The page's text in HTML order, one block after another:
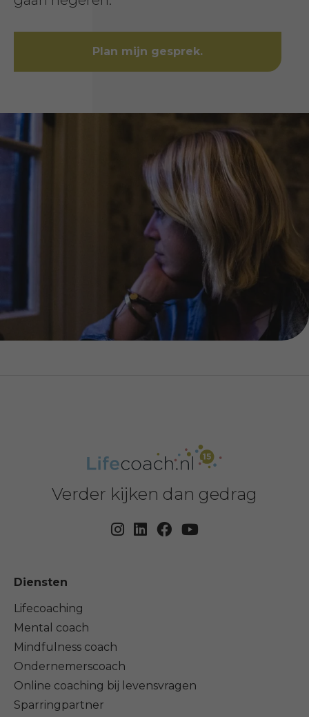
Plan mijn gesprek.
Verder kijken dan gedrag
Diensten
Lifecoaching
Mental coach
Mindfulness coach
Ondernemerscoach
Online coaching bij levensvragen
Sparringpartner